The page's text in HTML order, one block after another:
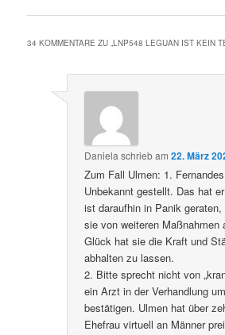
34 KOMMENTARE ZU „LNP548 LEGUAN IST KEIN
Daniela schriebam22. März
Zum Fall Ulmen: 1.
Unbekannt gestellt. Das hat
ist daraufhin in Panik
sie von weiteren Maßnahmen
Glück hat sie die Kraft und
abhalten zu lassen.
2. Bitte sprecht nicht von
ein Arzt in der Verhandlung
bestätigen. Ulmen hat über
Ehefrau virtuell an Männer